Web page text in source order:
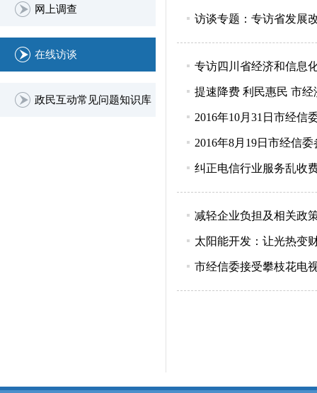
网上调查
在线访谈
政民互动常见问题知识库
访谈专题：专访省发展
专访四川省经济和信息
提速降费 利民惠民 市
2016年10月31日市经信
2016年8月19日市经信
纠正电信行业服务乱收
减轻企业负担及相关政
太阳能开发：让光热变
市经信委接受攀枝花电